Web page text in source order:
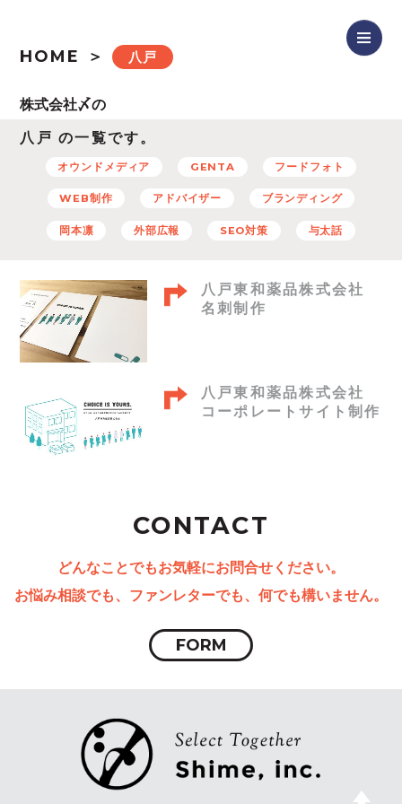
HOME 八戸
八戸 の一覧です。
オウンドメディア GENTA フードフォト
WEB制作 アドバイザー ブランディング
岡本凛 外部広報 SEO対策 与太話
八戸東和薬品株式会社
名刺制作
八戸東和薬品株式会社
コーポレートサイト制作
CONTACT
どんなことでもお気軽にお問合せください。
お悩み相談でも、ファンレターでも、何でも構いません。
FORM